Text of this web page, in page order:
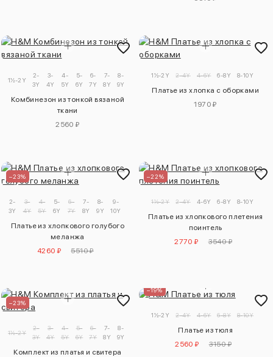
1½-2Y
2-
3Y
3-
4Y
4-
5Y
5-
6Y
6-
7Y
7-
8Y
8-
9Y
Комбинезон из тонкой вязаной
ткани
2560 ₽
1½-2Y 2-4Y 4-6Y 6-8Y 8-10Y
Платье из хлопка с оборками
1970 ₽
–23%
2-
3Y
3-
4Y
4-
5Y
5-
6Y
6-
7Y
7-
8Y
8-
9Y
9-
10Y
Платье из хлопкового голубого
меланжа
4260 ₽
5510 ₽
–22%
1½-2Y 2-4Y 4-6Y 6-8Y 8-10Y
Платье из хлопкового плетения
поинтель
2770 ₽
3540 ₽
–23%
1½-2Y
2-
3Y
3-
4Y
4-
5Y
5-
6Y
6-
7Y
7-
8Y
8-
9Y
Комплект из платья и свитера
–19%
1½-2Y 2-4Y 4-6Y 6-8Y 8-10Y
Платье из тюля
2560 ₽
3150 ₽